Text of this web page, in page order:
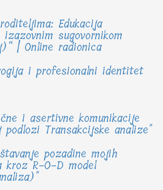
Edukacija
sugovornikom
| Online radionica
i profesionalni identitet
i asertivne komunikacije
Transakcijske analize"
pozadine mojih
kroz R-O-D model